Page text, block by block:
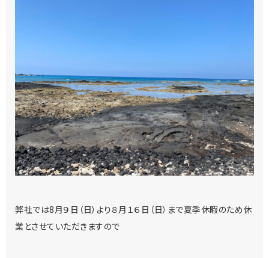
弊社では8月９日（日）より８月１６日（日）まで夏季休暇のため休
業とさせていただきますので